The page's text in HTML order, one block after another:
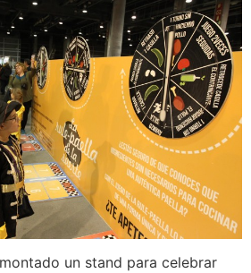
un stand para celebrar